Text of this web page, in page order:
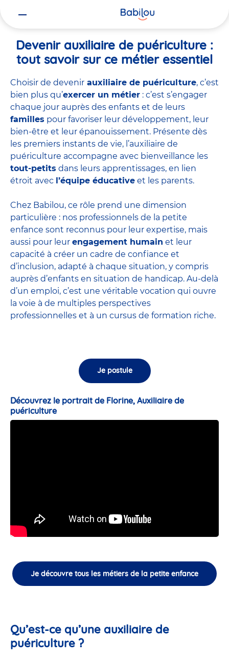
Devenir auxiliaire de puériculture :
tout savoir sur ce métier essentiel
Choisir de devenir auxiliaire de puériculture, c’est
bien plus qu’exercer un métier : c’est s’engager
chaque jour auprès des enfants et de leurs
familles pour favoriser leur développement, leur
bien-être et leur épanouissement. Présente dès
les premiers instants de vie, l’auxiliaire de
puériculture accompagne avec bienveillance les
tout-petits dans leurs apprentissages, en lien
étroit avec l’équipe éducative et les parents.
Chez Babilou, ce rôle prend une dimension
particulière : nos professionnels de la petite
enfance sont reconnus pour leur expertise, mais
aussi pour leur engagement humain et leur
capacité à créer un cadre de confiance et
d’inclusion, adapté à chaque situation, y compris
auprès d’enfants en situation de handicap. Au-delà
d’un emploi, c’est une véritable vocation qui ouvre
la voie à de multiples perspectives
professionnelles et à un cursus de formation riche.
Je postule
Découvrez le portrait de Florine, Auxiliaire de
puériculture
Je découvre tous les métiers de la petite enfance
Qu’est-ce qu’une auxiliaire de
puériculture ?